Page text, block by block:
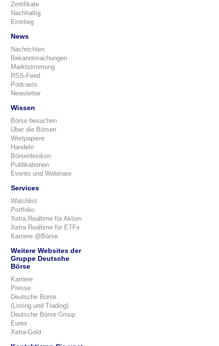
Zertifikate
Nachhaltig
Einstieg
News
Nachrichten
Bekanntmachungen
Marktstimmung
RSS-Feed
Podcasts
Newsletter
Wissen
Börse besuchen
Über die Börsen
Wertpapiere
Handeln
Börsenlexikon
Publikationen
Events und Webinare
Services
Watchlist
Portfolio
Xetra Realtime für Aktien
Xetra Realtime für ETFs
Karriere @Börse
Weitere Websites der
Gruppe Deutsche
Börse
Karriere
Presse
Deutsche Börse
(Listing und Trading)
Deutsche Börse Group
Eurex
Xetra-Gold